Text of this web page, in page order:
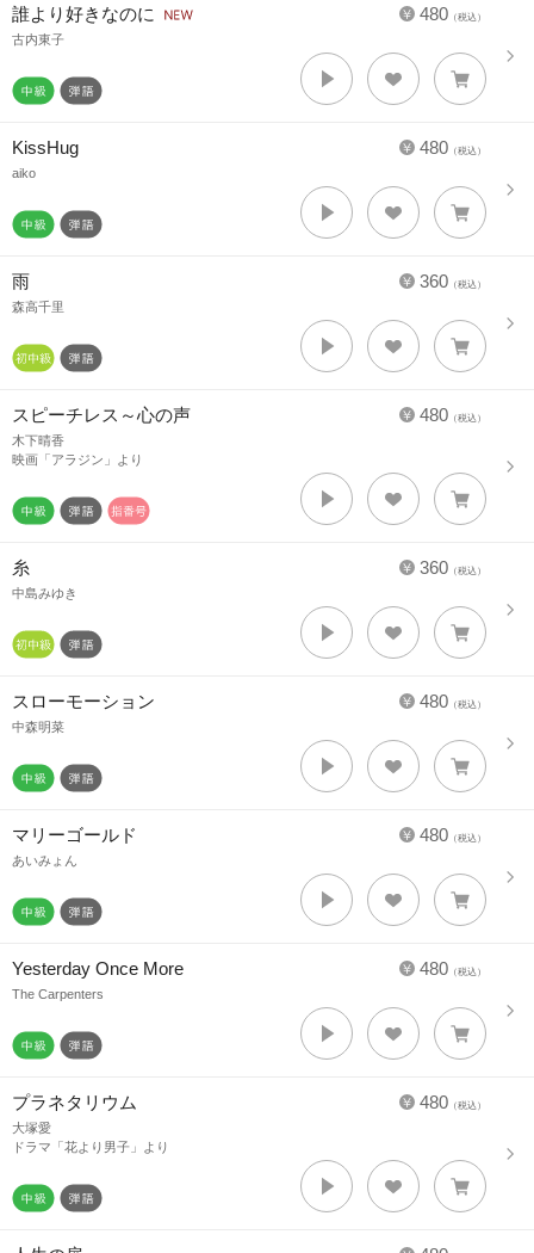
480 （税込）
誰より好きなのに
古内東子
480 （税込）
KissHug
aiko
360 （税込）
雨
森高千里
480 （税込）
スピーチレス～心の声
木下晴香
映画「アラジン」より
360 （税込）
糸
中島みゆき
480 （税込）
スローモーション
中森明菜
480 （税込）
マリーゴールド
あいみょん
480 （税込）
Yesterday Once More
The Carpenters
480 （税込）
プラネタリウム
大塚愛
ドラマ「花より男子」より